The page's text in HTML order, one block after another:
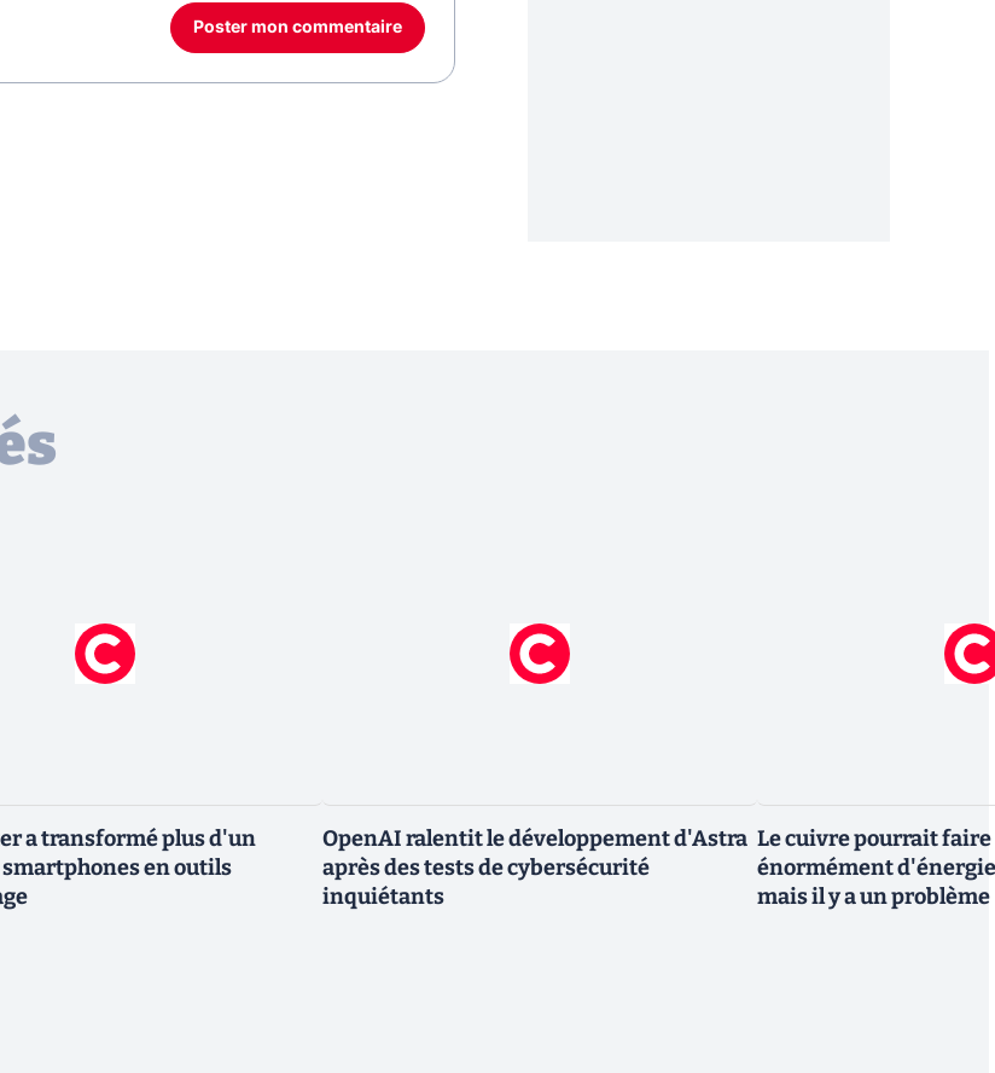
Poster mon commentaire
a transformé plus d'un
en outils
OpenAI ralentit le développement d'Astra
après des tests de cybersécurité
inquiétants
Le cuivre pourrait
énormément
mais il y a un problème